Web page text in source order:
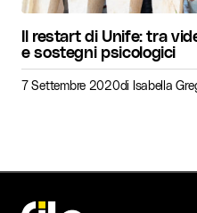
Il restart di Unife: tra
e sostegni psicologici
7 Settembre 2020di Isabella